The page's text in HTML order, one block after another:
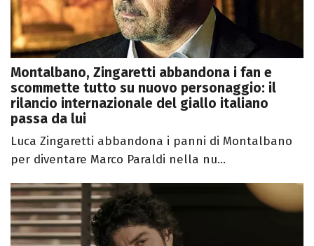
Montalbano, Zingaretti abbandona i fan e
scommette tutto su nuovo personaggio: il
rilancio internazionale del giallo italiano
passa da lui
Luca Zingaretti abbandona i panni di Montalbano
per diventare Marco Paraldi nella nu...